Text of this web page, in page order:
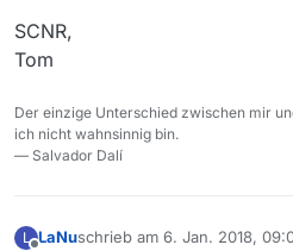
SCNR,
Tom
Der einzige Unterschied zwischen mir
ich nicht wahnsinnig bin.
— Salvador Dalí
L LaNuschrieb am 6. Jan. 2018,
zuletzt editiert von